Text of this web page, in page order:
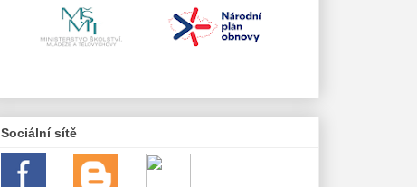
Sociální sítě